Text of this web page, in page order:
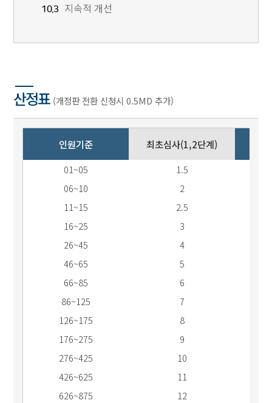
10.3 지속적 개선
산정표 (개정판 전환 신청시 0.5MD 추가)
인원기준 최초심사(1,2단계)
01~05
1.5
06~10
2
11~15
2.5
16~25
3
26~45
4
46~65
5
66~85
6
86~125
7
126~175
8
176~275
9
276~425
10
426~625
11
626~875
12